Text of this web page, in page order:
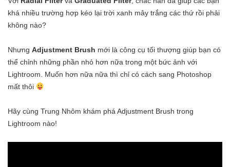
khá nhiều trường hợp kéo lại trời xanh mây trắng các thứ rồi phải
không nào?
Nhưng Adjustment Brush mới là công cụ tối thượng giúp bạn có
thể chỉnh những phần nhỏ hơn nữa trong một bức ảnh với
Lightroom. Muốn hơn nữa nữa thì chỉ có cách sang Photoshop
mất thôi
Hãy cùng Trung Nhôm khám phá Adjustment Brush trong
Lightroom nào!